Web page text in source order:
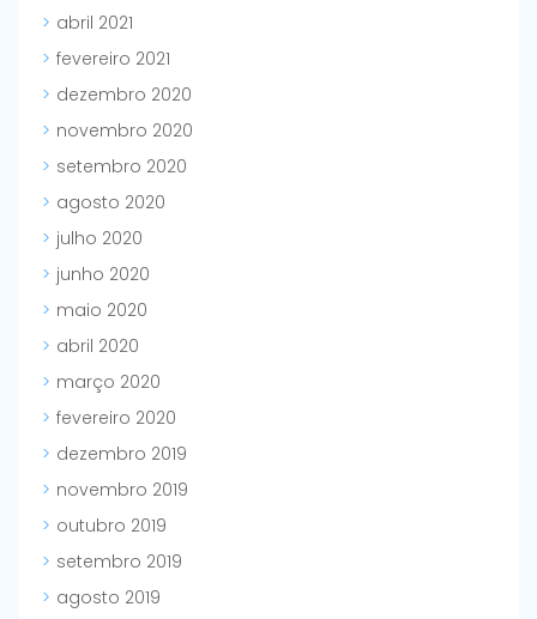
abril 2021
fevereiro 2021
dezembro 2020
novembro 2020
setembro 2020
agosto 2020
julho 2020
junho 2020
maio 2020
abril 2020
março 2020
fevereiro 2020
dezembro 2019
novembro 2019
outubro 2019
setembro 2019
agosto 2019